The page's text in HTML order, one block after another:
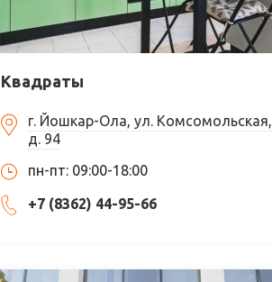
Квадраты
г. Йошкар-Ола, ул. Комсомольская,
д. 94
пн-пт: 09:00-18:00
+7 (8362) 44-95-66